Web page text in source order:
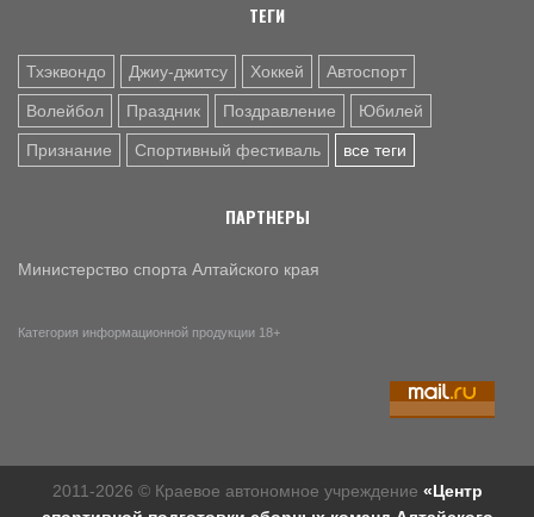
ТЕГИ
Тхэквондо Джиу-джитсу Хоккей Автоспорт
Волейбол Праздник Поздравление Юбилей
Признание Спортивный фестиваль все теги
ПАРТНЕРЫ
Министерство спорта Алтайского края
Категория информационной продукции 18+
2011-2026 © Краевое автономное учреждение «Центр